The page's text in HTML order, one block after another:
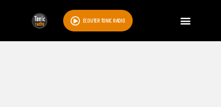
ÉCOUTER TONIC RADIO